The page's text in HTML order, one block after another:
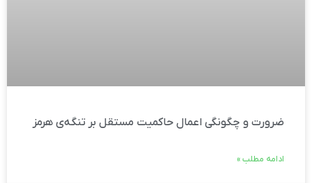
ضرورت و چگونگی اعمال حاکمیت مستقل بر تنگه‌ی هرمز
ادامه مطلب »